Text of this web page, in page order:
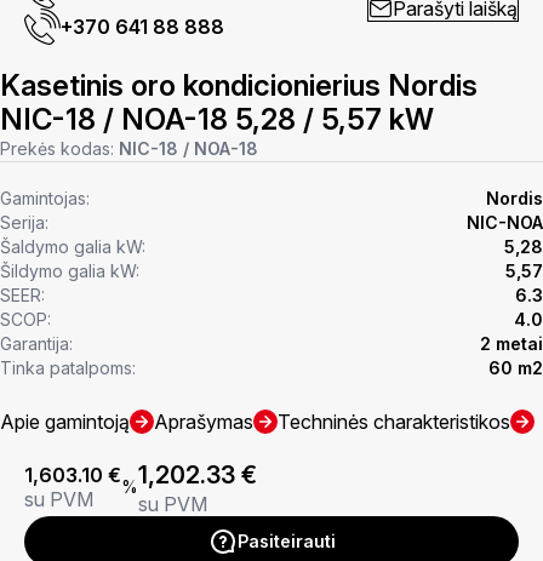
+370 641 88 888
Parašyti laišką
Kasetinis oro kondicionierius Nordis
NIC-18 / NOA-18 5,28 / 5,57 kW
Prekės kodas: NIC-18 / NOA-18
Gamintojas:
Nordis
Serija:
NIC-NOA
Šaldymo galia kW:
5,28
Šildymo galia kW:
5,57
SEER:
6.3
SCOP:
4.0
Garantija:
2 metai
Tinka patalpoms:
60 m2
Apie gamintoją Aprašymas Techninės charakteristikos
1,603.10 €
su PVM
%1,202.33 €
su PVM
Pasiteirauti